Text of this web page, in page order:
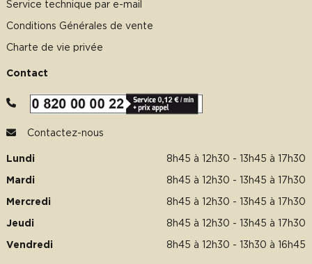
Service technique par e-mail
Conditions Générales de vente
Charte de vie privée
Contact
Contactez-nous
Lundi 8h45 à 12h30 - 13h45 à 17h30
Mardi 8h45 à 12h30 - 13h45 à 17h30
Mercredi 8h45 à 12h30 - 13h45 à 17h30
Jeudi 8h45 à 12h30 - 13h45 à 17h30
Vendredi 8h45 à 12h30 - 13h30 à 16h45